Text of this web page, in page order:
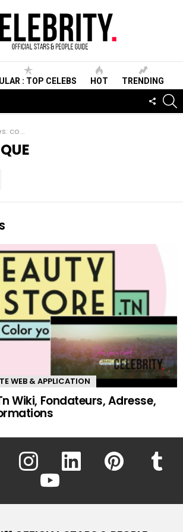
: TOP CELEBS HOT TRENDING
WEB & APPLICATION
Wiki, Fondateurs, Adresse,
instagram linkedin pinterest
youtube